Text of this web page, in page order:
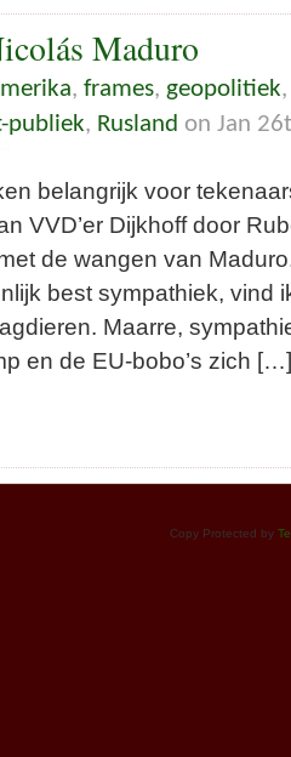
Maduro
, frames, geopolitiek
publiek, Rusland on Jan
belangrijk voor
VVD’er Dijkhoff door
de wangen van
best sympathiek, vind
Maarre,
en de EU-bobo’s zich […]
Copy Protected by